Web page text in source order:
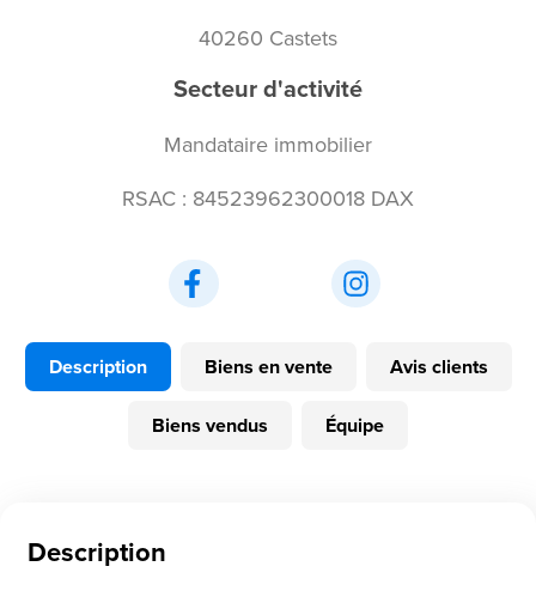
40260 Castets
Secteur d'activité
Mandataire immobilier
RSAC : 84523962300018 DAX
Description Biens en vente Avis clients
Biens vendus Équipe
Description